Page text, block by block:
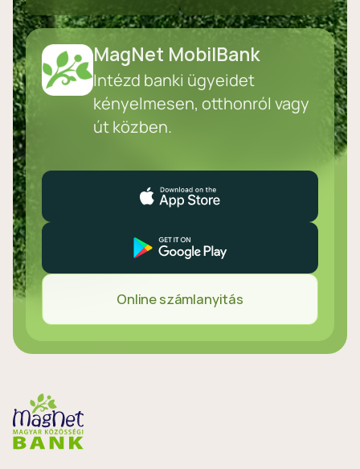
MagNet MobilBank
Intézd banki ügyeidet
kényelmesen, otthonról vagy
út közben.
Online számlanyitás